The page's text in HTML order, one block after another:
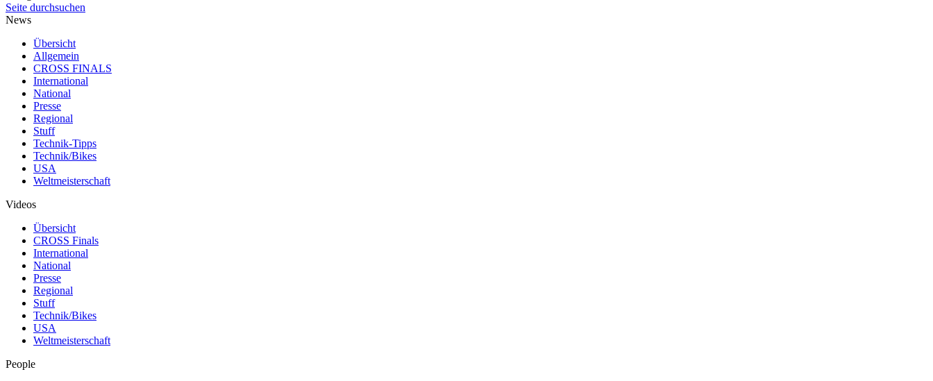
Seite durchsuchen
News
Übersicht
Allgemein
CROSS FINALS
International
National
Presse
Regional
Stuff
Technik-Tipps
Technik/Bikes
USA
Weltmeisterschaft
Videos
Übersicht
CROSS Finals
International
National
Presse
Regional
Stuff
Technik/Bikes
USA
Weltmeisterschaft
People